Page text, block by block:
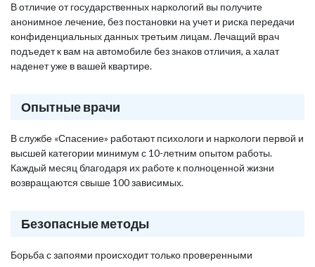
В отличие от государственных наркологий вы получите
анонимное лечение, без постановки на учет и риска передачи
конфиденциальных данных третьим лицам. Лечащий врач
подъедет к вам на автомобиле без знаков отличия, а халат
наденет уже в вашей квартире.
Опытные врачи
В службе «Спасение» работают психологи и наркологи первой и
высшей категории минимум с 10-летним опытом работы.
Каждый месяц благодаря их работе к полноценной жизни
возвращаются свыше 100 зависимых.
Безопасные методы
Борьба с запоями происходит только проверенными